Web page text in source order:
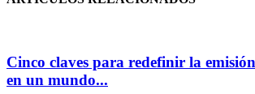
Cinco claves para redefinir la
en un mundo...